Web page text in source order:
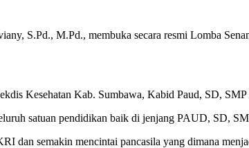
S.Pd., M.Pd., membuka secara resmi Lomba
Kesehatan Kab. Sumbawa, Kabid Paud, SD,
satuan pendidikan baik di jenjang PAUD, SD,
dan semakin mencintai pancasila yang dimana